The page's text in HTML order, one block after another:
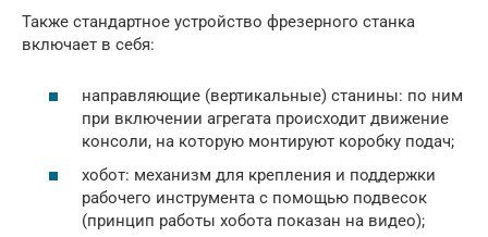
Также стандартное устройство фрезерного станка
включает в себя:
направляющие (вертикальные) станины: по ним
при включении агрегата происходит движение
консоли, на которую монтируют коробку подач;
хобот: механизм для крепления и поддержки
рабочего инструмента с помощью подвесок
(принцип работы хобота показан на видео);